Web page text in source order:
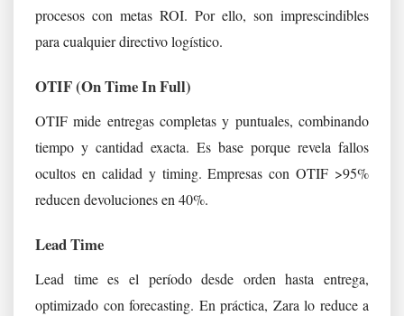
procesos con metas ROI. Por ello, son imprescindibles
para cualquier directivo logístico.
OTIF (On Time In Full)
OTIF mide entregas completas y puntuales, combinando
tiempo y cantidad exacta. Es base porque revela fallos
ocultos en calidad y timing. Empresas con OTIF >95%
reducen devoluciones en 40%.
Lead Time
Lead time es el período desde orden hasta entrega,
optimizado con forecasting. En práctica, Zara lo reduce a